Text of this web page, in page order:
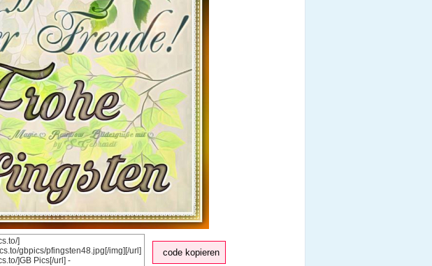
code kopieren